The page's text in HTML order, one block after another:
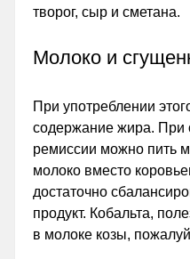
творог, сыр и сметана.
Молоко и
При употреблении
содержание жира. При
ремиссии можно пить
молоко вместо
достаточно
продукт. Кобальта,
в молоке козы,